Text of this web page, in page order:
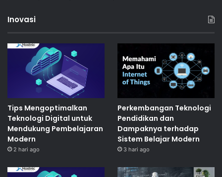
Inovasi
Tips Mengoptimalkan
Teknologi Digital untuk
Mendukung Pembelajaran
Modern
2 hari ago
Perkembangan Teknologi
Pendidikan dan
Dampaknya terhadap
Sistem Belajar Modern
3 hari ago